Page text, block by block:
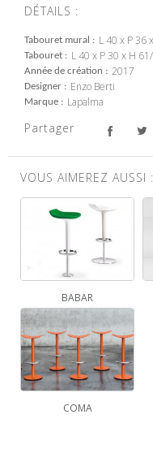
DÉTAILS :
Tabouret mural L 40 x P 36
Tabouret L 40 x P 30 x H
Année de création 2017
Designer Enzo Berti
Marque Lapalma
Partager
VOUS AIMEREZ AUSSI :
BABAR
COMA